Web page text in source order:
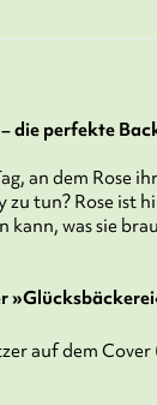
die perfekte
an dem Rose
tun? Rose
was sie
auf dem